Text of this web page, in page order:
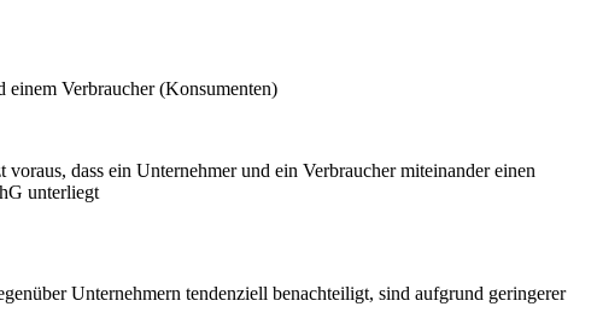
einem Verbraucher (Konsumenten)
dass ein Unternehmer und ein Verbraucher miteinander einen
unterliegt
Unternehmern tendenziell benachteiligt, sind aufgrund geringerer